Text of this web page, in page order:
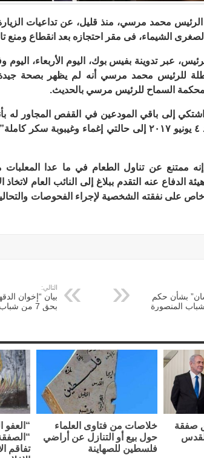
محمد مرسي، منذ قليل، عن تداعيات الزيارة
الشيماء، فى مقر احتجازه بعد انقطاع ومنع تام
عبر تدوينة بفيس بوك، اليوم الأربعاء،
للرئيس محمد مرسي أنه لم يظهر بصحة
السماح للرئيس مرسي بالحديث.
إلى باقي المودعين في القفص المجاور له
زيارة الأهل يوم الأحد ٤ يونيو ٢٠١٧ إلى حالتي إغماء
ممتنع عن تناول الطعام في ما عدا المعلبات
الدفاع عنه التقدم ببلاغ إلى النائب العام لاتخاذ
على نفقته الشخصية لإجراء الفحوصات والتحاليل
بشأن حكم
المنصورة
التالي:
بيان “إخوان
بحق 7 من شباب المنصورة
صفقة
خلاصات من فتاوى العلماء
حول بيع أو التنازل عن أراضي
فلسطين للصهاينة
“العفو
تفاقم